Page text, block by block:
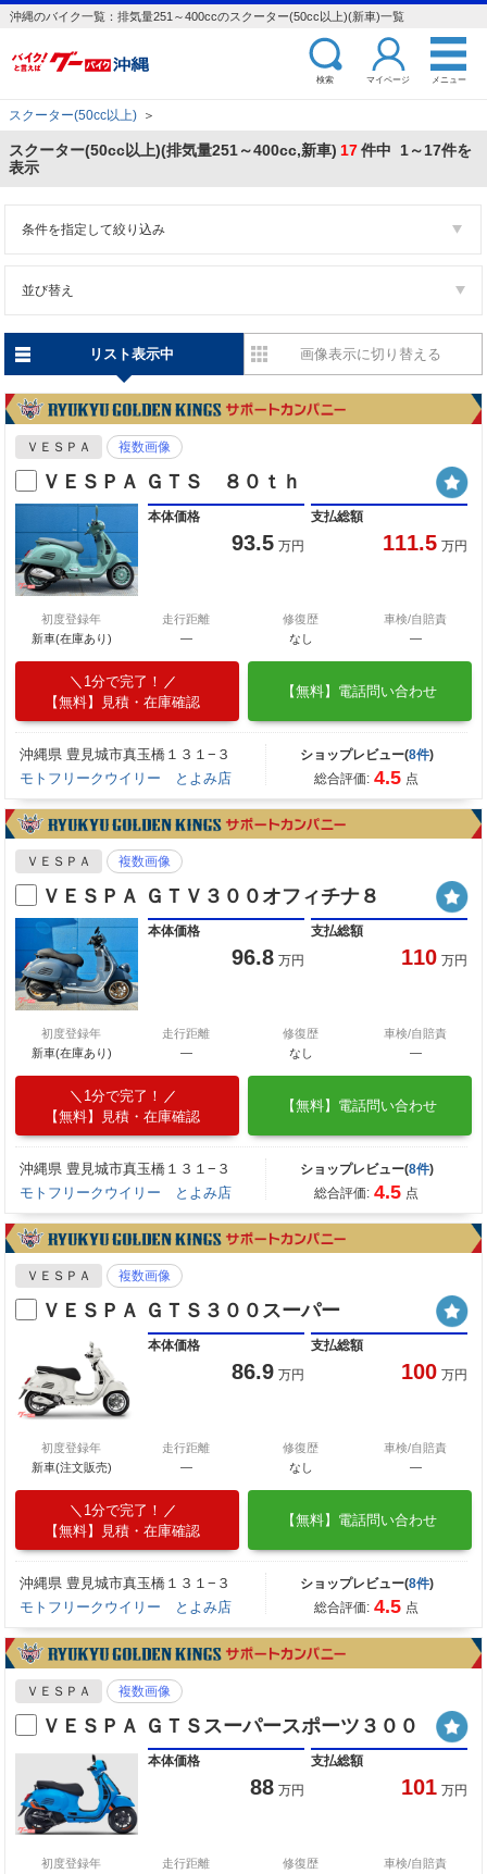
沖縄のバイク一覧：排気量251～400ccのスクーター(50cc以上)(新車)一覧
検索 マイページ メニュー
スクーター(50cc以上) ＞
スクーター(50cc以上)(排気量251～400cc,新車) 17件中 1～17件を
表示
条件を指定して絞り込み
並び替え
リスト表示中 画像表示に切り替える
ＶＥＳＰＡ 複数画像
ＶＥＳＰＡ ＧＴＳ ８０ｔｈ
本体価格
93.5 万円
支払総額
111.5 万円
初度登録年
新車(在庫あり)
走行距離
―
修復歴
なし
車検/自賠責
―
1分で完了！
【無料】見積・在庫確認
【無料】電話問い合わせ
沖縄県 豊見城市真玉橋１３１−３
モトフリークウイリー とよみ店
ショップレビュー(8件)
総合評価: 4.5 点
ＶＥＳＰＡ 複数画像
ＶＥＳＰＡ ＧＴＶ３００オフィチナ８
本体価格
96.8 万円
支払総額
110 万円
初度登録年
新車(在庫あり)
走行距離
―
修復歴
なし
車検/自賠責
―
1分で完了！
【無料】見積・在庫確認
【無料】電話問い合わせ
沖縄県 豊見城市真玉橋１３１−３
モトフリークウイリー とよみ店
ショップレビュー(8件)
総合評価: 4.5 点
ＶＥＳＰＡ 複数画像
ＶＥＳＰＡ ＧＴＳ３００スーパー
本体価格
86.9 万円
支払総額
100 万円
初度登録年
新車(注文販売)
走行距離
―
修復歴
なし
車検/自賠責
―
1分で完了！
【無料】見積・在庫確認
【無料】電話問い合わせ
沖縄県 豊見城市真玉橋１３１−３
モトフリークウイリー とよみ店
ショップレビュー(8件)
総合評価: 4.5 点
ＶＥＳＰＡ 複数画像
ＶＥＳＰＡ ＧＴＳスーパースポーツ３００
本体価格
88 万円
支払総額
101 万円
初度登録年
走行距離
修復歴
車検/自賠責